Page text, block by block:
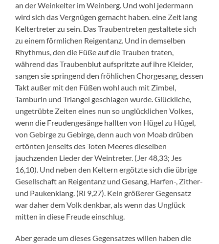
an der Weinkelter im Weinberg. Und wohl jedermann
wird sich das Vergnügen gemacht haben. eine Zeit lang
Keltertreter zu sein. Das Traubentreten gestaltete sich
zu einem förmlichen Reigentanz. Und in demselben
Rhythmus, den die Füße auf die Trauben traten,
während das Traubenblut aufspritzte auf ihre Kleider,
sangen sie springend den fröhlichen Chorgesang, dessen
Takt außer mit den Füßen wohl auch mit Zimbel,
Tamburin und Triangel geschlagen wurde. Glückliche,
ungetrübte Zeiten eines nun so unglücklichen Volkes,
wenn die Freudengesänge hallten von Hügel zu Hügel,
von Gebirge zu Gebirge, denn auch von Moab drüben
ertönten jenseits des Toten Meeres dieselben
jauchzenden Lieder der Weintreter. (Jer 48,33; Jes
16,10). Und neben den Keltern ergötzte sich die übrige
Gesellschaft an Reigentanz und Gesang, Harfen-, Zither-
und Paukenklang. (Ri 9,27). Kein größerer Gegensatz
war daher dem Volk denkbar, als wenn das Unglück
mitten in diese Freude einschlug.
Aber gerade um dieses Gegensatzes willen haben die